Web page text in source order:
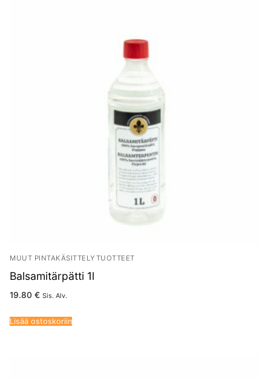
MUUT PINTAKÄSITTELYTUOTTEET
Balsamitärpätti 1l
19.80 € Sis. Alv.
Lisää ostoskoriin